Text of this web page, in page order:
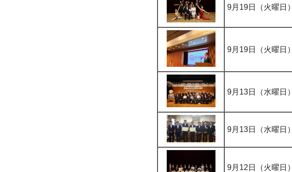
9月19日（火曜日）
9月19日（火曜日）
9月13日（水曜日）
9月13日（水曜日）
9月12日（火曜日）